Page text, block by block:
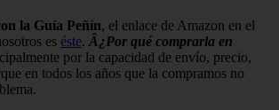
la Guía Peñín, el enlace de Amazon en el
es éste. Â¿Por qué comprarla en
por la capacidad de envío, precio,
en todos los años que la compramos no